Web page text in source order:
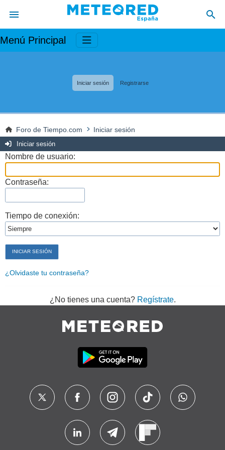
Menú Principal
Iniciar sesión Registrarse
Foro de Tiempo.com Iniciar sesión
Iniciar sesión
Nombre de usuario:
Contraseña:
Tiempo de conexión:
¿Olvidaste tu contraseña?
¿No tienes una cuenta? Regístrate.